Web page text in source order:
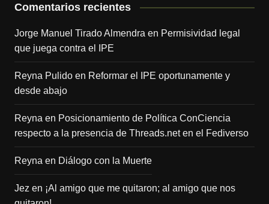
Comentarios recientes
Jorge Manuel Tirado Almendra en Permisividad legal
que juega contra el IPE
Reyna Pulidoen Reformar el IPE oportunamente y
desde abajo
Reyna en Posicionamiento de Política ConCiencia
respecto a la presencia de Threads.net en el Fediverso
Reyna en Diálogo con la Muerte
Jez en ¡Al amigo que me quitaron; al amigo que nos